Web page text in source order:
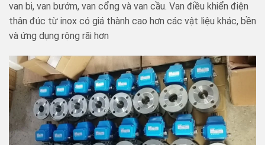
van bi, van bướm, van cổng và van cầu. Van điều khiển điện
thân đúc từ inox có giá thành cao hơn các vật liệu khác, bền
và ứng dụng rộng rãi hơn